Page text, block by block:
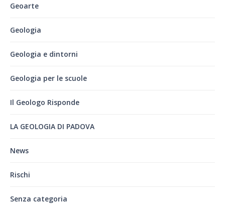
Geoarte
Geologia
Geologia e dintorni
Geologia per le scuole
Il Geologo Risponde
LA GEOLOGIA DI PADOVA
News
Rischi
Senza categoria